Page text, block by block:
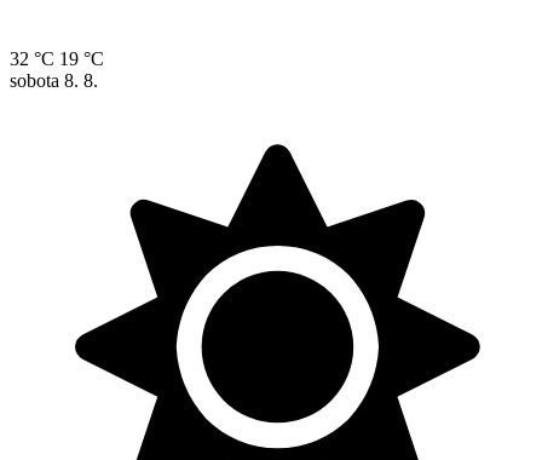
32 °C 19 °C
sobota 8. 8.